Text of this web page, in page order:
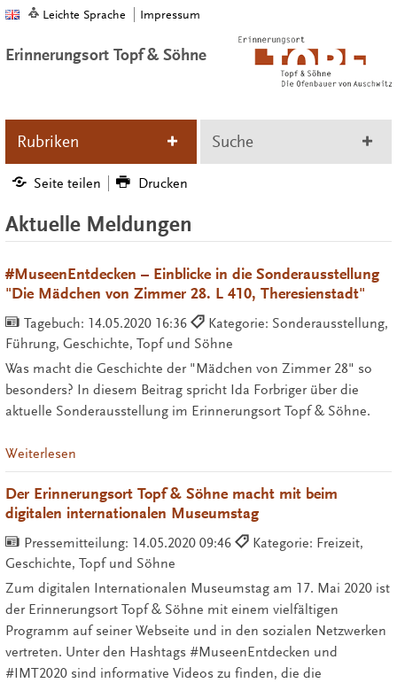
Leichte Sprache Impressum
Erinnerungsort Topf & Söhne
Rubriken Suche
Seite teilen Drucken
Aktuelle Meldungen
#MuseenEntdecken – Einblicke in die Sonderausstellung
"Die Mädchen von Zimmer 28. L 410, Theresienstadt"
Tagebuch: 14.05.2020 16:36
Kategorie: Sonderausstellung,
Führung, Geschichte, Topf und Söhne
Was macht die Geschichte der "Mädchen von Zimmer 28" so
besonders? In diesem Beitrag spricht Ida Forbriger über die
aktuelle Sonderausstellung im Erinnerungsort Topf & Söhne.
Weiterlesen
Der Erinnerungsort Topf & Söhne macht mit beim
digitalen internationalen Museumstag
Pressemitteilung: 14.05.2020 09:46
Kategorie: Freizeit,
Geschichte, Topf und Söhne
Zum digitalen Internationalen Museumstag am 17. Mai 2020 ist
der Erinnerungsort Topf & Söhne mit einem vielfältigen
Programm auf seiner Webseite und in den sozialen Netzwerken
vertreten. Unter den Hashtags #MuseenEntdecken und
#IMT2020 sind informative Videos zu finden, die die